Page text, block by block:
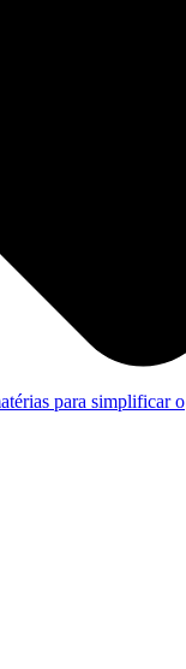
para simplificar o